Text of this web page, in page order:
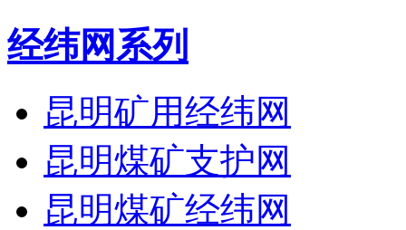
经纬网系列
昆明矿用经纬网
昆明煤矿支护网
昆明煤矿经纬网